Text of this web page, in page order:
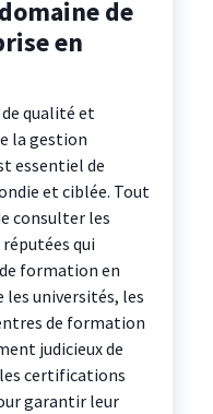
de
en
qualité et
la gestion
essentiel de
et ciblée. Tout
consulter les
qui
formation en
les universités, les
de formation
judicieux de
certifications
garantir leur